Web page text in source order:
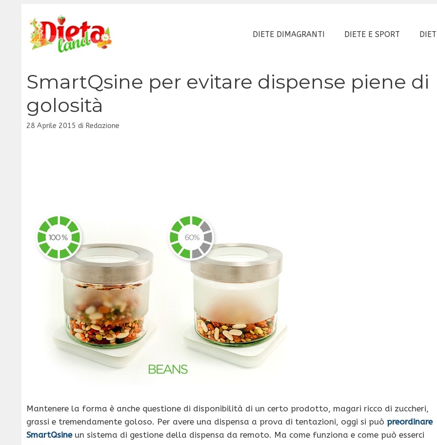
contenuto
DIETE DIMAGRANTI DIETE E SPORT
SmartQsine per evitare dispense piene di
golosità
28 Aprile 2015 di Redazione
Mantenere la forma è anche questione di disponibilità di un certo prodotto, magari ricco di zuccheri,
grassi e tremendamente goloso. Per avere una dispensa a prova di tentazioni, oggi si può preordinare
SmartQsineun sistema di gestione della dispensa da remoto. Ma come funziona e come può esserci